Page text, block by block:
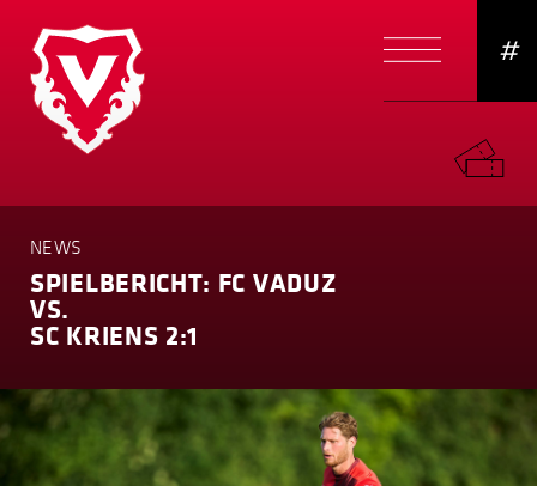
#
NEWS
SPIELBERICHT: FC VADUZ
VS.
SC KRIENS 2:1